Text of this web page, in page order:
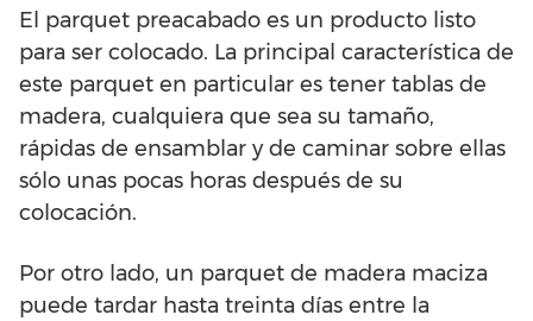
El parquet preacabado es un producto listo
para ser colocado. La principal característica de
este parquet en particular es tener tablas de
madera, cualquiera que sea su tamaño,
rápidas de ensamblar y de caminar sobre ellas
sólo unas pocas horas después de su
colocación.
Por otro lado, un parquet de madera maciza
puede tardar hasta treinta días entre la